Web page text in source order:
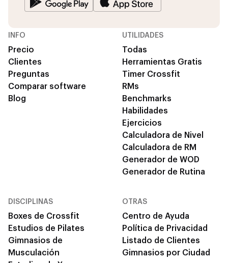
INFO
Precio
Clientes
Preguntas
Comparar software
Blog
UTILIDADES
Todas
Herramientas Gratis
Timer Crossfit
RMs
Benchmarks
Habilidades
Ejercicios
Calculadora de Nivel
Calculadora de RM
Generador de WOD
Generador de Rutina
DISCIPLINAS
Boxes de Crossfit
Estudios de Pilates
Gimnasios de
Musculación
OTRAS
Centro de Ayuda
Política de Privacidad
Listado de Clientes
Gimnasios por Ciudad